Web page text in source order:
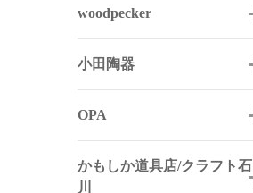
woodpecker
小田陶器
OPA
かもしか道具店/クラフト石
川